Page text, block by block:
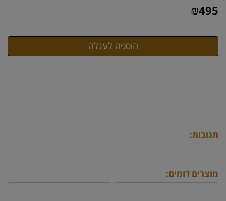
₪495
תגובות:
מוצרים דומים: